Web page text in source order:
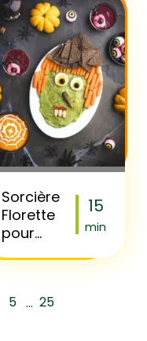
Sorcière
Florette
pour
15
min
5 ... 25